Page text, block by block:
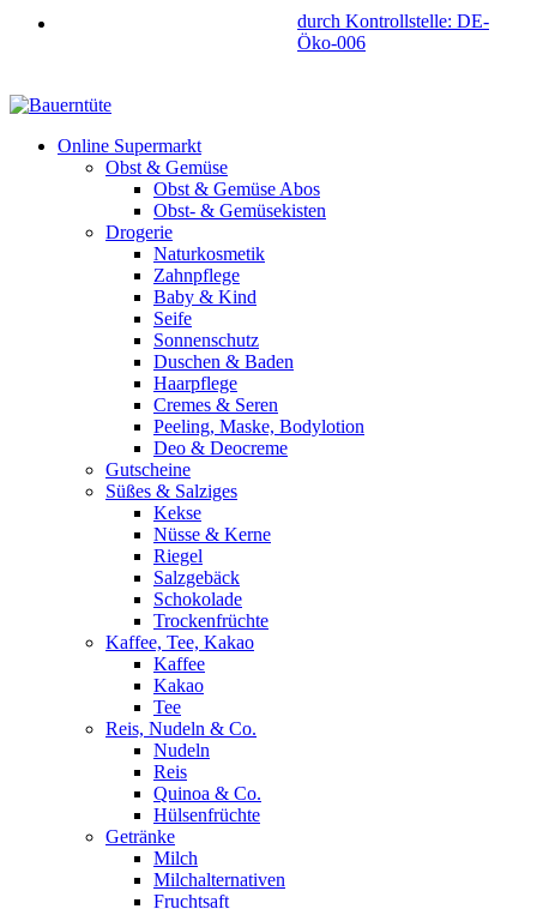
durch Kontrollstelle: DE-
Öko-006
Online Supermarkt
Obst & Gemüse
Obst & Gemüse Abos
Obst- & Gemüsekisten
Drogerie
Naturkosmetik
Zahnpflege
Baby & Kind
Seife
Sonnenschutz
Duschen & Baden
Haarpflege
Cremes & Seren
Peeling, Maske, Bodylotion
Deo & Deocreme
Gutscheine
Süßes & Salziges
Kekse
Nüsse & Kerne
Riegel
Salzgebäck
Schokolade
Trockenfrüchte
Kaffee, Tee, Kakao
Kaffee
Kakao
Tee
Reis, Nudeln & Co.
Nudeln
Reis
Quinoa & Co.
Hülsenfrüchte
Getränke
Milch
Milchalternativen
Fruchtsaft